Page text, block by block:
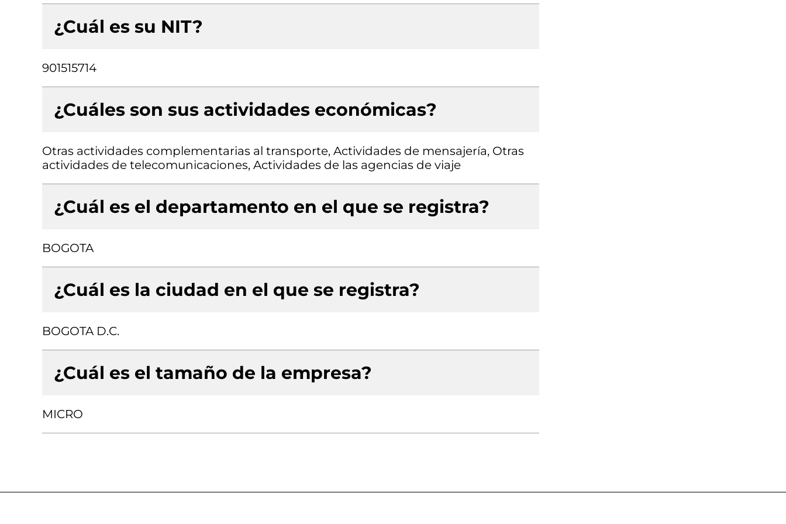
¿Cuál es su NIT?
901515714
¿Cuáles son sus actividades económicas?
Otras actividades complementarias al transporte, Actividades de mensajería, Otras
actividades de telecomunicaciones, Actividades de las agencias de viaje
¿Cuál es el departamento en el que se registra?
BOGOTA
¿Cuál es la ciudad en el que se registra?
BOGOTA D.C.
¿Cuál es el tamaño de la empresa?
MICRO